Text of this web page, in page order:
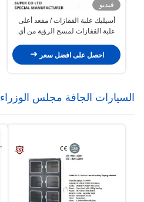
فيديو
أسيليك علبة القفازات / مقعد أعلى
علبة القفازات لمسح الرؤية من أي
احصل على افضل سعر
السيارات الجافة مجلس الوزراء